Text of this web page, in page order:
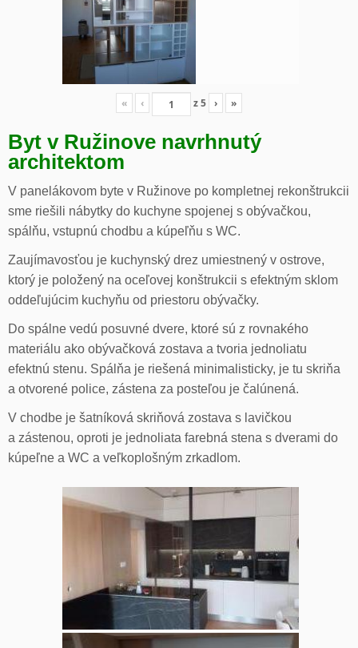
« ‹ z5 › »
Byt v Ružinove navrhnutý
architektom
V panelákovom byte v Ružinove po kompletnej rekonštrukcii
sme riešili nábytky do kuchyne spojenej s obývačkou,
spálňu, vstupnú chodbu a kúpeľňu s WC.
Zaujímavosťou je kuchynský drez umiestnený v ostrove,
ktorý je položený na oceľovej konštrukcii s efektným sklom
oddeľujúcim kuchyňu od priestoru obývačky.
Do spálne vedú posuvné dvere, ktoré sú z rovnakého
materiálu ako obývačková zostava a tvoria jednoliatu
efektnú stenu. Spálňa je riešená minimalisticky, je tu skriňa
a otvorené police, zástena za posteľou je čalúnená.
V chodbe je šatníková skriňová zostava s lavičkou
a zástenou, oproti je jednoliata farebná stena s dverami do
kúpeľne a WC a veľkoplošným zrkadlom.